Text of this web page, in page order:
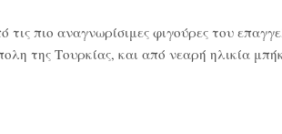
πιο αναγνωρίσιμες φιγούρες του
της Τουρκίας, και από νεαρή ηλικία